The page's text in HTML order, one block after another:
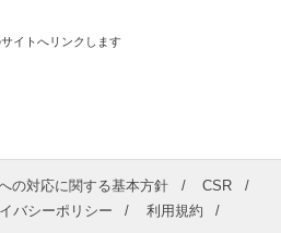
イトへリンクします
の対応に関する基本方針
CSR
バシーポリシー 利用規約